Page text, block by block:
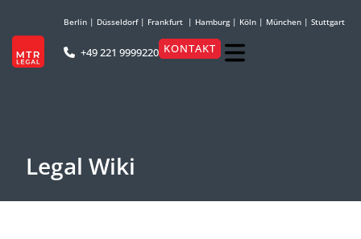
Berlin | Düsseldorf| Frankfurt | Hamburg| Köln | München | Stuttgart
+49 221 9999220 KONTAKT
Legal Wiki